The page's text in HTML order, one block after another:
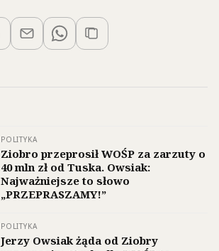
POLITYKA
Ziobro przeprosił WOŚP za zarzuty o
40 mln zł od Tuska. Owsiak:
Najważniejsze to słowo
„PRZEPRASZAMY!”
POLITYKA
Jerzy Owsiak żąda od Ziobry